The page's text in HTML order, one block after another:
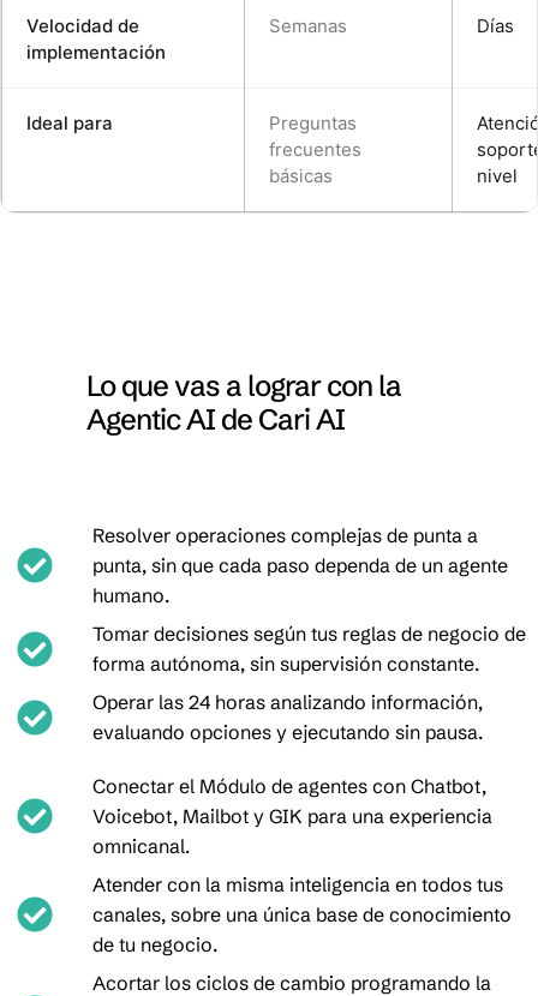
Velocidad de
implementación
Semanas Días
Ideal para
Preguntas
frecuentes
básicas
nivel
Lo que vas a lograr con la
Agentic AI de Cari AI
Resolver operaciones complejas de punta a
punta, sin que cada paso dependa de un agente
humano.
Tomar decisiones según tus reglas de negocio de
forma autónoma, sin supervisión constante.
Operar las 24 horas analizando información,
evaluando opciones y ejecutando sin pausa.
Conectar el Módulo de agentes con Chatbot,
Voicebot, Mailbot y GIK para una experiencia
omnicanal.
Atender con la misma inteligencia en todos tus
canales, sobre una única base de conocimiento
de tu negocio.
Acortar los ciclos de cambio programando la